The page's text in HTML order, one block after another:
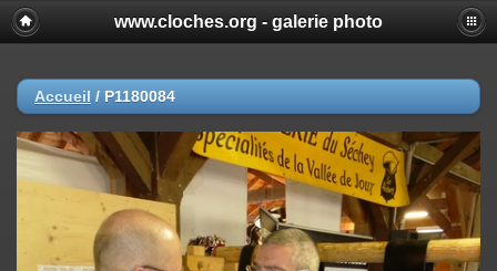
www.cloches.org - galerie photo
Accueil / P1180084